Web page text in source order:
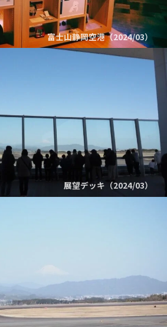
富士山静岡空港（2024/03）
展望デッキ（2024/03）